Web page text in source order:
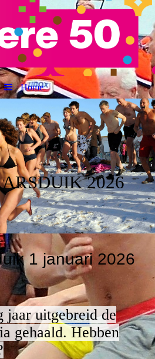
Home
2026
1 januari 2026
jaar uitgebreid de
gehaald. Hebben